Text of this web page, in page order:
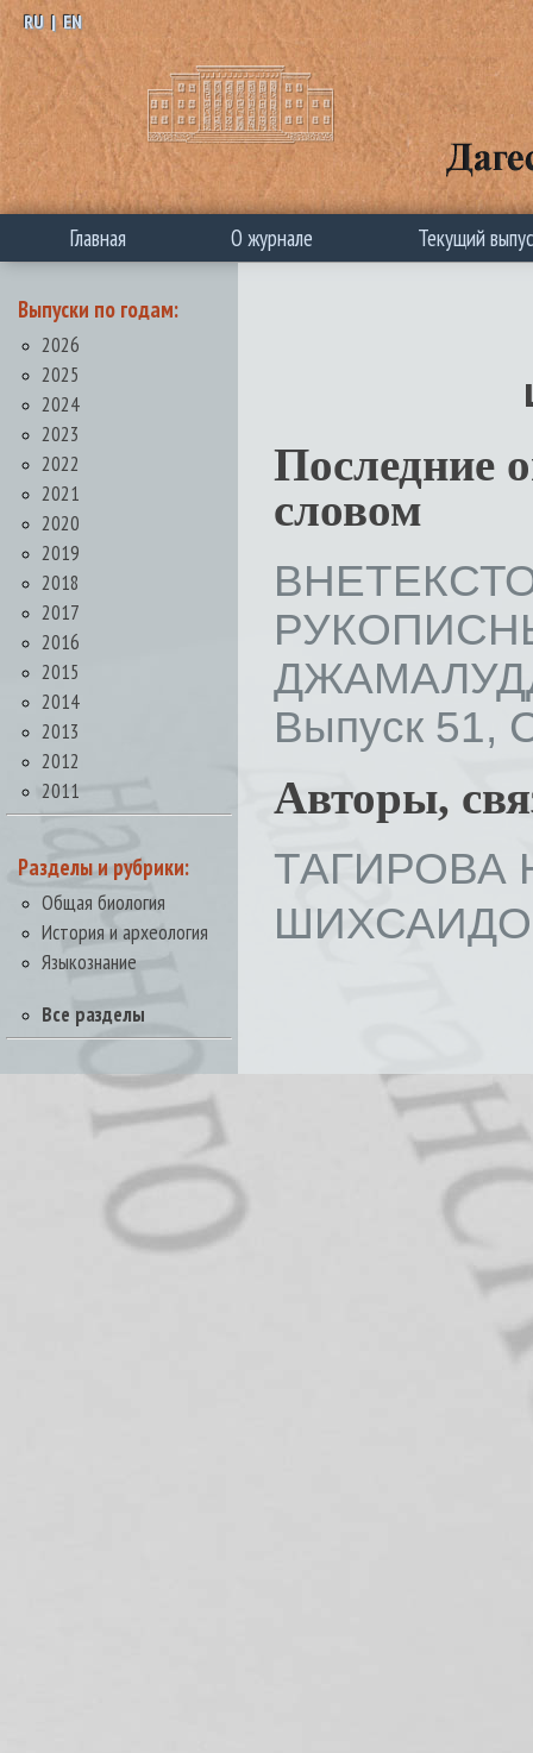
RU | EN
Главная О журнале Текущий
Выпуски по годам:
2026
2025
2024
2023
2022
2021
2020
2019
2018
2017
2016
2015
2014
2013
2012
2011
Разделы и рубрики:
Общая биология
История и археология
Языкознание
Все разделы
Последние
словом
Выпуск 51,
Авторы,
ТАГИРОВА